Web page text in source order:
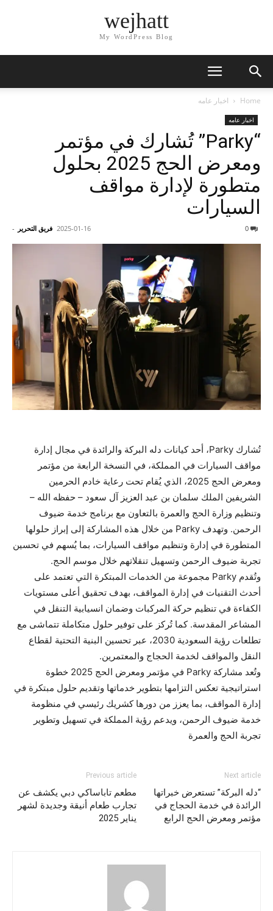
wejhatt
My WordPress Blog
Home اخبار عامه
اخبار عامه
“Parky” تُشارك في مؤتمر
ومعرض الحج 2025 بحلول
متطورة لإدارة مواقف
السيارات
فريق التحرير - 2025-01-16
تُشارك Parky، أحد كيانات دله البركة والرائدة في مجال إدارة
مواقف السيارات في المملكة، في النسخة الرابعة من مؤتمر
ومعرض الحج 2025، الذي يُقام تحت رعاية خادم الحرمين
الشريفين الملك سلمان بن عبد العزيز آل سعود – حفظه الله –
وتنظيم وزارة الحج والعمرة بالتعاون مع برنامج خدمة ضيوف
الرحمن. وتهدف Parky من خلال هذه المشاركة إلى إبراز حلولها
المتطورة في إدارة وتنظيم مواقف السيارات، بما يُسهم في تحسين
تجربة ضيوف الرحمن وتسهيل تنقلاتهم خلال موسم الحج.
وتُقدم Parky مجموعة من الخدمات المبتكرة التي تعتمد على
أحدث التقنيات في إدارة المواقف، بهدف تحقيق أعلى مستويات
الكفاءة في تنظيم حركة المركبات وضمان انسيابية التنقل في
المشاعر المقدسة. كما تُركز على توفير حلول متكاملة تتماشى مع
تطلعات رؤية السعودية 2030، عبر تحسين البنية التحتية لقطاع
النقل والمواقف لخدمة الحجاج والمعتمرين.
وتُعد مشاركة Parky في مؤتمر ومعرض الحج 2025 خطوة
استراتيجية تعكس التزامها بتطوير خدماتها وتقديم حلول مبتكرة في
إدارة المواقف، بما يعزز من دورها كشريك رئيسي في منظومة
خدمة ضيوف الرحمن، ويدعم رؤية المملكة في تسهيل وتطوير
تجربة الحج والعمرة
Previous article
مطعم تاباساكي دبي يكشف عن
تجارب طعام أنيقة وجديدة لشهر
يناير 2025‎‎‎‎‎‎
Next article
“دله البركة” تستعرض خبراتها
الرائدة في خدمة الحجاج في
مؤتمر ومعرض الحج الرابع